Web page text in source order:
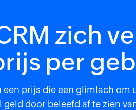
zich
per
prijs die een glimlach om
door beleefd af te zien